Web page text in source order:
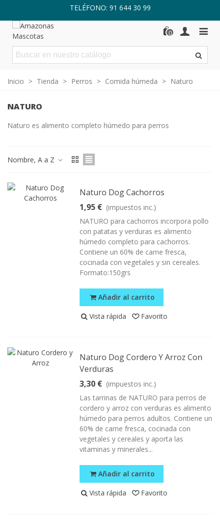
TELÉFONO: 91 644 30 99
0
Inicio > Tienda > Perros > Comida húmeda > Naturo
NATURO
Naturo es alimento completo húmedo para perros
Nombre, A a Z
Naturo Dog Cachorros
1,95 € (impuestos inc.)
NATURO para cachorros incorpora pollo
con patatas y verduras es alimento
húmedo completo para cachorros.
Contiene un 60% de carne fresca,
cocinada con vegetales y sin cereales.
Formato:150grs
Añadir al carrito
Vista rápida Favorito
Naturo Dog Cordero Y Arroz Con
Verduras
3,30 € (impuestos inc.)
Las tarrinas de NATURO para perros de
cordero y arroz con verduras es alimento
húmedo para perros adultos. Contiene un
60% de carne fresca, cocinada con
vegetales y cereales y aporta las
vitaminas y minerales...
Añadir al carrito
Vista rápida Favorito